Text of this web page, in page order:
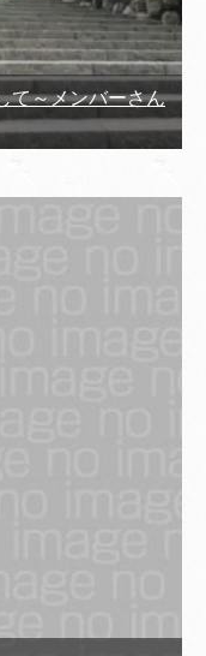
て～メンバーさん